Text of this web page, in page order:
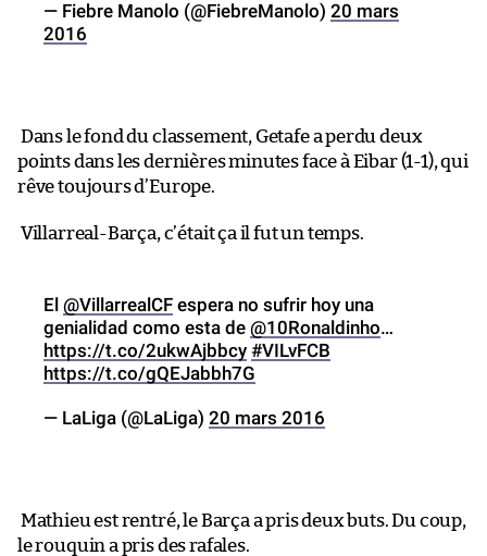
— Fiebre Manolo (@FiebreManolo) 20 mars
2016
Dans le fond du classement, Getafe a perdu deux
points dans les dernières minutes face à Eibar (1-1), qui
rêve toujours d’Europe.
Villarreal-Barça, c’était ça il fut un temps.
El @VillarrealCF espera no sufrir hoy una
genialidad como esta de @10Ronaldinho…
https://t.co/2ukwAjbbcy #VILvFCB
https://t.co/gQEJabbh7G
— LaLiga (@LaLiga) 20 mars 2016
Mathieu est rentré, le Barça a pris deux buts. Du coup,
le rouquin a pris des rafales.